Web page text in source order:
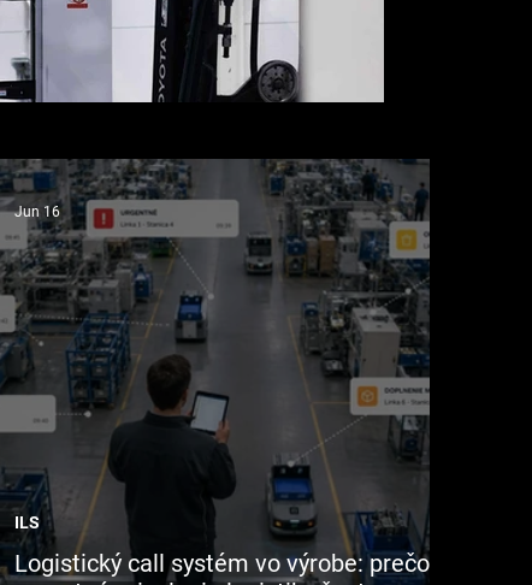
Logistický call systém vo výrobe: prečo
ILS
Jun 16